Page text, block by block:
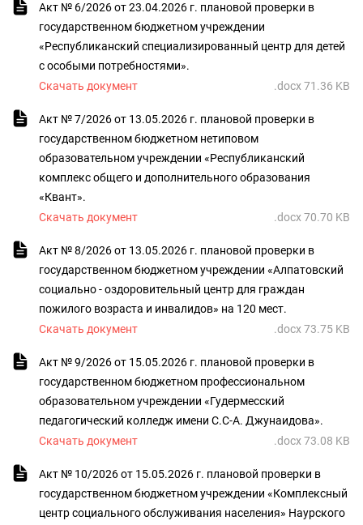
Акт № 6/2026 от 23.04.2026 г. плановой проверки в
государственном бюджетном учреждении
«Республиканский специализированный центр для детей
с особыми потребностями».
Скачать документ
.docx 71.36 KB
Акт № 7/2026 от 13.05.2026 г. плановой проверки в
государственном бюджетном нетиповом
образовательном учреждении «Республиканский
комплекс общего и дополнительного образования
«Квант».
Скачать документ
.docx 70.70 KB
Акт № 8/2026 от 13.05.2026 г. плановой проверки в
государственном бюджетном учреждении «Алпатовский
социально - оздоровительный центр для граждан
пожилого возраста и инвалидов» на 120 мест.
Скачать документ
.docx 73.75 KB
Акт № 9/2026 от 15.05.2026 г. плановой проверки в
государственном бюджетном профессиональном
образовательном учреждении «Гудермесский
педагогический колледж имени С.С-А. Джунаидова».
Скачать документ
.docx 73.08 KB
Акт № 10/2026 от 15.05.2026 г. плановой проверки в
государственном бюджетном учреждении «Комплексный
центр социального обслуживания населения» Наурского